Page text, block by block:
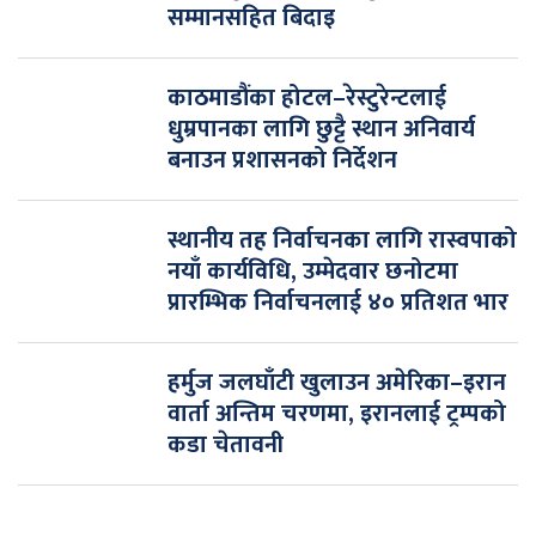
सम्मानसहित बिदाइ
काठमाडौंका होटल–रेस्टुरेन्टलाई
धुम्रपानका लागि छुट्टै स्थान अनिवार्य
बनाउन प्रशासनको निर्देशन
स्थानीय तह निर्वाचनका लागि रास्वपाको
नयाँ कार्यविधि, उम्मेदवार छनोटमा
प्रारम्भिक निर्वाचनलाई ४० प्रतिशत भार
हर्मुज जलघाँटी खुलाउन अमेरिका–इरान
वार्ता अन्तिम चरणमा, इरानलाई ट्रम्पको
कडा चेतावनी